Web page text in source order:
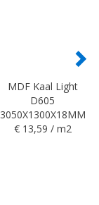
MDF Kaal Light
D605
3050X1300X18MM
€ 13,59 / m2